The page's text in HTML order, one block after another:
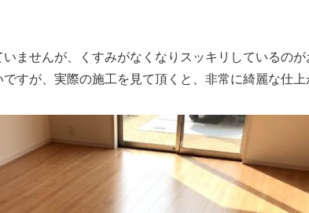
ませんが、くすみがなくなりスッキリしているの
すが、実際の施工を見て頂くと、非常に綺麗な仕上